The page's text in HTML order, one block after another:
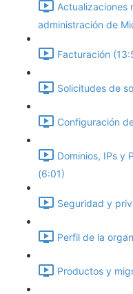
Actualizaciones
administración de
Facturación
Solicitudes de
Configuración
Dominios, IPs y
(6:01)
Seguridad y
Perfil de la
Productos y